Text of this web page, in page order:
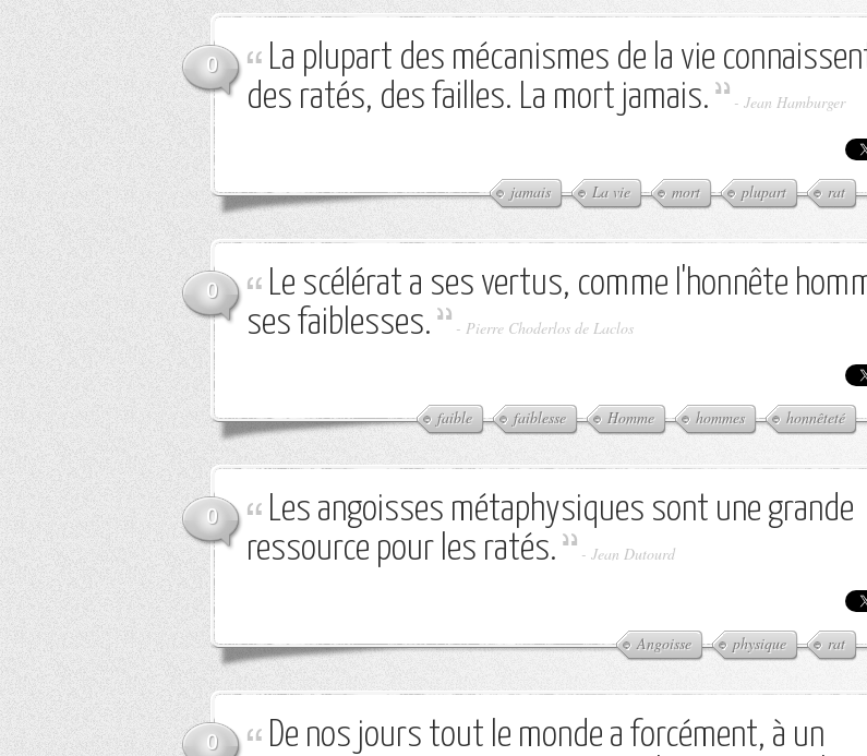
0
La plupart des mécanismes de la vie
des ratés, des failles. La mort jamais.
- Jean Hamburger
jamais La vie mort plupart rat
0
Le scélérat a ses vertus, comme l'honnête
ses faiblesses.
- Pierre Choderlos de Laclos
faible faiblesse Homme hommes honnêteté
0
Les angoisses métaphysiques sont une grande
ressource pour les ratés.
- Jean Dutourd
Angoisse physique rat
0
De nos jours tout le monde a forcément, à un